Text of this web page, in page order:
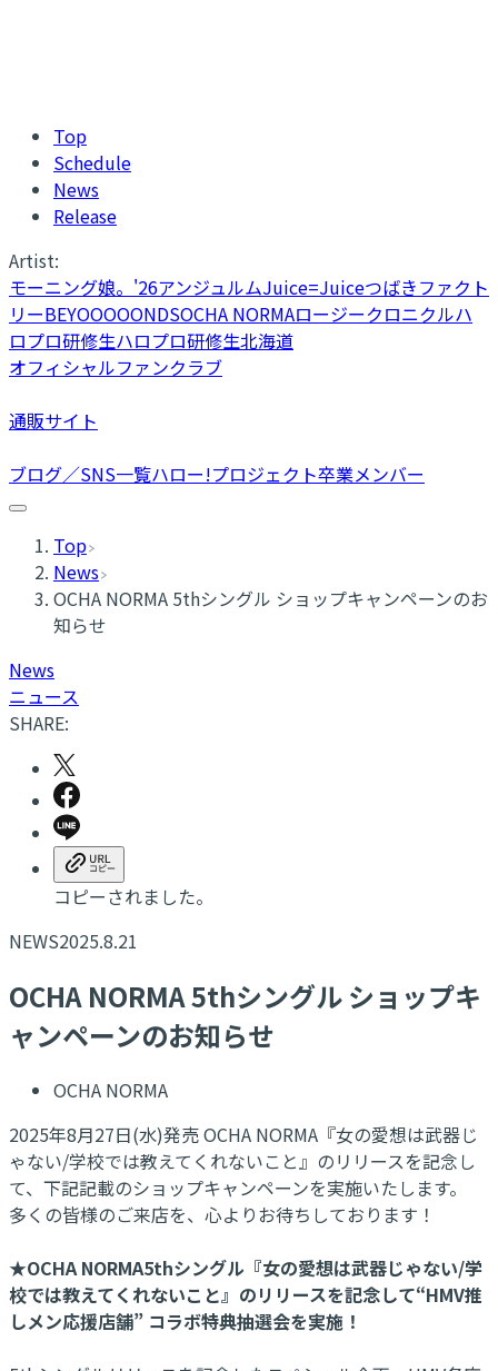
Top
Schedule
News
Release
Artist:
モーニング娘。'26アンジュルムJuice=Juiceつばきファクト
リーBEYOOOOONDSOCHA NORMAロージークロニクルハ
ロプロ研修生ハロプロ研修生北海道
オフィシャルファンクラブ
通販サイト
ブログ／SNS一覧ハロー!プロジェクト卒業メンバー
Top
News
OCHA NORMA 5thシングル ショップキャンペーンのお
知らせ
News
ニュース
SHARE:
コピーされました。
NEWS2025.8.21
OCHA NORMA 5thシングル ショップキ
ャンペーンのお知らせ
OCHA NORMA
2025年8月27日(水)発売 OCHA NORMA『女の愛想は武器じ
ゃない/学校では教えてくれないこと』のリリースを記念し
て、下記記載のショップキャンペーンを実施いたします。
多くの皆様のご来店を、心よりお待ちしております！
★OCHA NORMA5thシングル『女の愛想は武器じゃない/学
校では教えてくれないこと』のリリースを記念して“HMV推
しメン応援店舗” コラボ特典抽選会を実施！